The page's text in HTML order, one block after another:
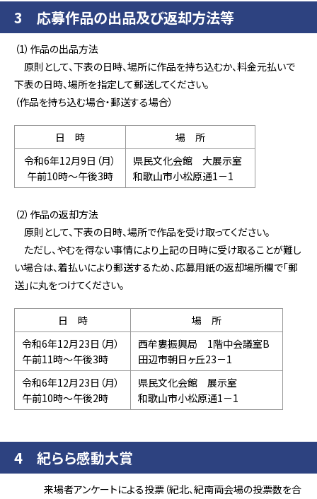
3 応募作品の出品及び返却方法等
（1）作品の出品方法
原則として、下表の日時、場所に作品を持ち込むか、料金元払いで
下表の日時、場所を指定して郵送してください。
（作品を持ち込む場合・郵送する場合）
日 時
場 所
令和6年12月9日（月）
午前10時～午後3時
県民文化会館 大展示室
和歌山市小松原通1－1
（2）作品の返却方法
原則として、下表の日時、場所で作品を受け取ってください。
ただし、やむを得ない事情により上記の日時に受け取ることが難し
い場合は、着払いにより郵送するため、応募用紙の返却場所欄で「郵
送」に丸をつけてください。
日 時
場 所
令和6年12月23日（月）
午前11時～午後3時
西牟婁振興局 1階中会議室B
田辺市朝日ヶ丘23－1
令和6年12月23日（月）
午前10時～午後2時
県民文化会館 展示室
和歌山市小松原通1－1
4 紀らら感動大賞
来場者アンケートによる投票（紀北、紀南両会場の投票数を合